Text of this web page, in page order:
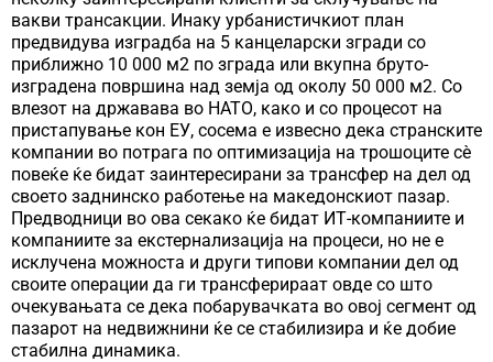
вакви трансакции. Инаку урбанистичкиот план
предвидува изградба на 5 канцеларски згради со
приближно 10 000 м2 по зграда или вкупна бруто-
изградена површина над земја од околу 50 000 м2. Со
влезот на државава во НАТО, како и со процесот на
пристапување кон ЕУ, сосема е извесно дека странските
компании во потрага по оптимизација на трошоците сè
повеќе ќе бидат заинтересирани за трансфер на дел од
своето заднинско работење на македонскиот пазар.
Предводници во ова секако ќе бидат ИТ-компаниите и
компаниите за екстернализација на процеси, но не е
исклучена можноста и други типови компании дел од
своите операции да ги трансферираат овде со што
очекувањата се дека побарувачката во овој сегмент од
пазарот на недвижнини ќе се стабилизира и ќе добие
стабилна динамика.